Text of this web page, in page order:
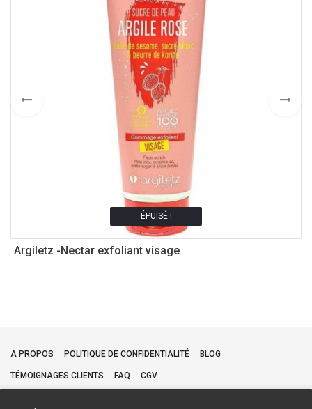
ÉPUISÉ !
Argiletz -Nectar exfoliant visage
A PROPOS POLITIQUE DE CONFIDENTIALITÉ BLOG
TÉMOIGNAGES CLIENTS FAQ CGV